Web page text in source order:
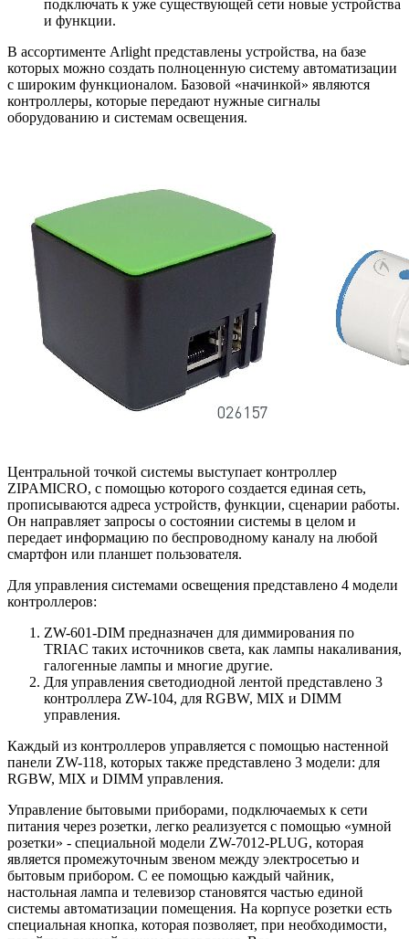
подключать к уже существующей сети новые устройства
и функции.
В ассортименте Arlight представлены устройства, на базе
которых можно создать полноценную систему автоматизации
с широким функционалом. Базовой «начинкой» являются
контроллеры, которые передают нужные сигналы
оборудованию и системам освещения.
Центральной точкой системы выступает контроллер
ZIPAMICRO, с помощью которого создается единая сеть,
прописываются адреса устройств, функции, сценарии работы.
Он направляет запросы о состоянии системы в целом и
передает информацию по беспроводному каналу на любой
смартфон или планшет пользователя.
Для управления системами освещения представлено 4 модели
контроллеров:
ZW-601-DIM предназначен для диммирования по
TRIAC таких источников света, как лампы накаливания,
галогенные лампы и многие другие.
Для управления светодиодной лентой представлено 3
контроллера ZW-104, для RGBW, MIX и DIMM
управления.
Каждый из контроллеров управляется с помощью настенной
панели ZW-118, которых также представлено 3 модели: для
RGBW, MIX и DIMM управления.
Управление бытовыми приборами, подключаемых к сети
питания через розетки, легко реализуется с помощью «умной
розетки» - специальной модели ZW-7012-PLUG, которая
является промежуточным звеном между электросетью и
бытовым прибором. С ее помощью каждый чайник,
настольная лампа и телевизор становятся частью единой
системы автоматизации помещения. На корпусе розетки есть
специальная кнопка, которая позволяет, при необходимости,